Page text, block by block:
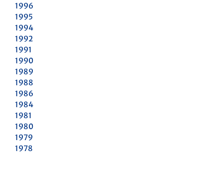
1996
1995
1994
1992
1991
1990
1989
1988
1986
1984
1981
1980
1979
1978